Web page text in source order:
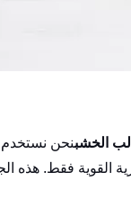
لب الخشبنحن نستخدم